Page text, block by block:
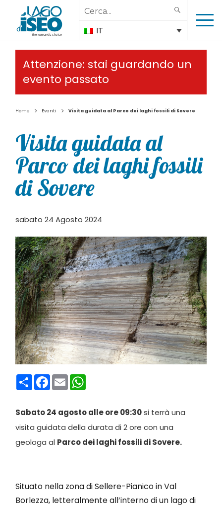
Search
for:
IT
Attenzione: stai guardando un
evento passato
Home > Eventi > Visita guidata al Parco dei laghi fossili di Sovere
Visita guidata al
Parco dei laghi fossili
di Sovere
sabato 24 Agosto 2024
CondividiFacebook
Email
Sabato 24 agosto alle ore 09:30si terrà una
visita guidata della durata di 2 ore con una
geologa al Parco dei laghi fossili di Sovere.
Situato nella zona di Sellere-Pianico in Val
Borlezza, letteralmente all’interno di un lago di